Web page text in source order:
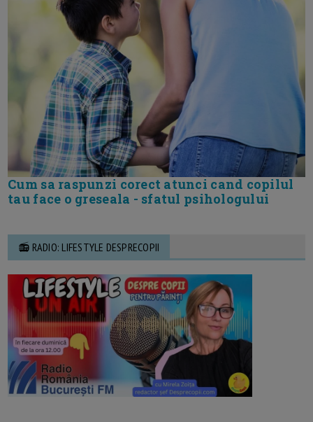
Cum sa raspunzi corect atunci cand copilul
tau face o greseala - sfatul psihologului
📻 RADIO: LIFESTYLE DESPRECOPII